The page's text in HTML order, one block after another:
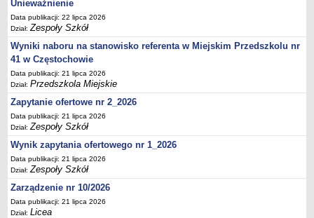
Unieważnienie
Data publikacji: 22 lipca 2026
Dział:Zespoły Szkół
Wyniki naboru na stanowisko referenta w Miejskim Przedszkolu nr
41 w Częstochowie
Data publikacji: 21 lipca 2026
Dział:Przedszkola Miejskie
Zapytanie ofertowe nr 2_2026
Data publikacji: 21 lipca 2026
Dział:Zespoły Szkół
Wynik zapytania ofertowego nr 1_2026
Data publikacji: 21 lipca 2026
Dział:Zespoły Szkół
Zarządzenie nr 10/2026
Data publikacji: 21 lipca 2026
Dział:Licea